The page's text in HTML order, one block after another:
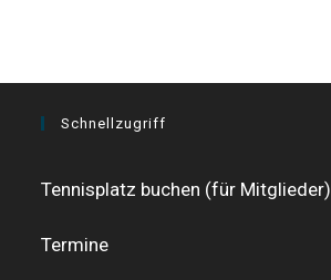
Schnellzugriff
Tennisplatz buchen (für Mitglieder)
Termine